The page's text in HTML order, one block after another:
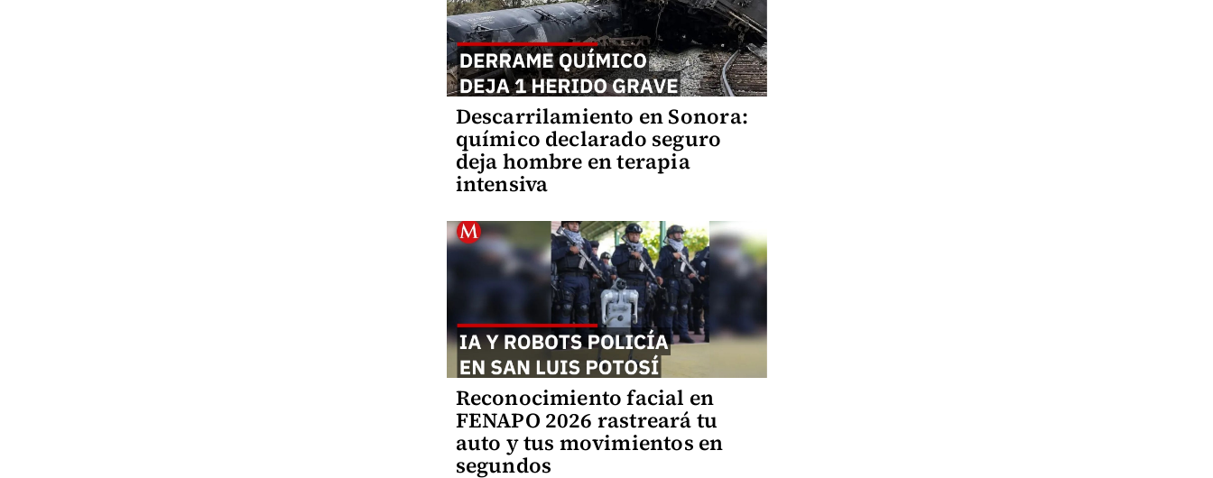
Descarrilamiento en Sonora:
químico declarado seguro
deja hombre en terapia
intensiva
Reconocimiento facial en
FENAPO 2026 rastreará tu
auto y tus movimientos en
segundos